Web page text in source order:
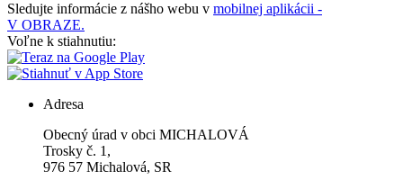
Sledujte informácie z nášho webu v mobilnej aplikácii -
V OBRAZE.
Voľne k stiahnutiu:
Adresa
Obecný úrad v obci MICHALOVÁ
Trosky č. 1,
976 57 Michalová, SR